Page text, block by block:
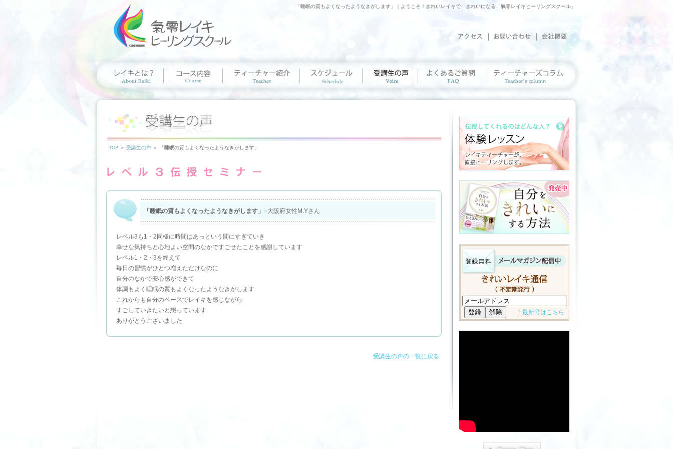
「睡眠の質もよくなったようなきがします」｜ようこそ！きれいレイキで、きれいになる「氣零レイキヒーリングスクール」
TOP ＞ 受講生の声 ＞ 「睡眠の質もよくなったようなきがします」
「睡眠の質もよくなったようなきがします」 ●大阪府女性M.Yさん
レベル3も1・2同様に時間はあっという間にすぎていき
幸せな気持ちと心地よい空間のなかですごせたことを感謝しています
レベル1・2・3を終えて
毎日の習慣がひとつ増えただけなのに
自分のなかで安心感ができて
体調もよく睡眠の質もよくなったようなきがします
これからも自分のペースでレイキを感じながら
すごしていきたいと想っています
ありがとうございました
受講生の声の一覧に戻る
最新号はこちら